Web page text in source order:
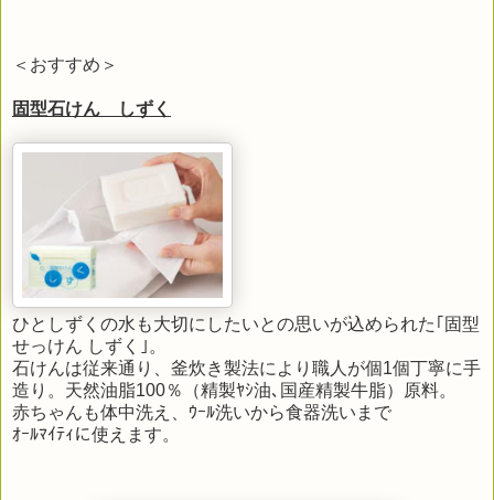
＜おすすめ＞
固型石けん しずく
ひとしずくの水も大切にしたいとの思いが込められた｢固型
せっけん しずく｣。
石けんは従来通り、釜炊き製法により職人が個1個丁寧に手
造り。天然油脂100％（精製ﾔｼ油､国産精製牛脂）原料。
赤ちゃんも体中洗え、ｳｰﾙ洗いから食器洗いまで
ｵｰﾙﾏｲﾃｨに使えます。